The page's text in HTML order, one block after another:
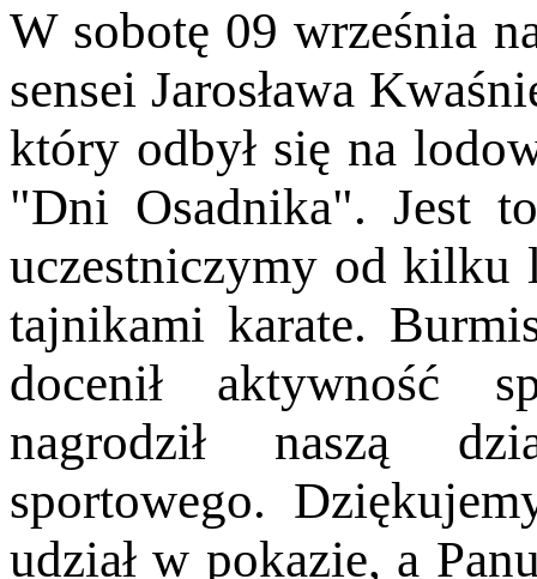
W sobotę 09 września
sensei Jarosława
który odbył się na
"Dni Osadnika". Jest
uczestniczymy od kilku
tajnikami karate.
docenił aktywność
nagrodził naszą
sportowego.
udział w pokazie, a